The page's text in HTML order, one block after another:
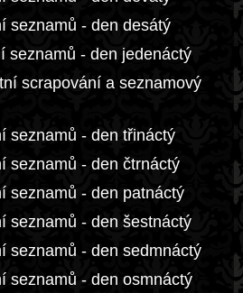
seznamů - den desátý
seznamů - den jedenáctý
scrapování a seznamový
seznamů - den třináctý
seznamů - den čtrnáctý
seznamů - den patnáctý
seznamů - den šestnáctý
seznamů - den sedmnáctý
seznamů - den osmnáctý